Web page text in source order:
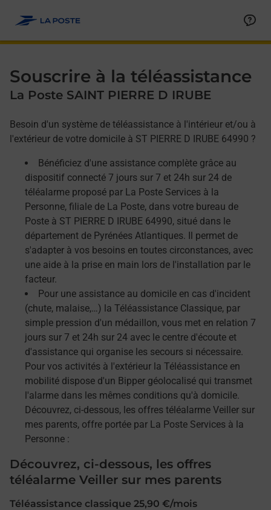
Souscrire à la téléassistance
La Poste SAINT PIERRE D IRUBE
Besoin d'un système de téléassistance à l'intérieur et/ou à
l'extérieur de votre domicile à ST PIERRE D IRUBE 64990 ?
Bénéficiez d'une assistance complète grâce au
dispositif connecté 7 jours sur 7 et 24h sur 24 de
téléalarme proposé par La Poste Services à la
Personne, filiale de La Poste, dans votre bureau de
Poste à ST PIERRE D IRUBE 64990, situé dans le
département de Pyrénées Atlantiques. Il permet de
s'adapter à vos besoins en toutes circonstances, avec
une aide à la prise en main lors de l'installation par le
facteur.
Pour une assistance au domicile en cas d'incident
(chute, malaise,…) la Téléassistance Classique, par
simple pression d'un médaillon, vous met en relation 7
jours sur 7 et 24h sur 24 avec le centre d'écoute et
d'assistance qui organise les secours si nécessaire.
Pour vos activités à l'extérieur la Téléassistance en
mobilité dispose d'un Bipper géolocalisé qui transmet
l'alarme dans les mêmes conditions qu'à domicile.
Découvrez, ci-dessous, les offres téléalarme Veiller sur
mes parents, offre portée par La Poste Services à la
Personne :
Découvrez, ci-dessous, les offres
téléalarme Veiller sur mes parents
Téléassistance classique 25,90 €/mois